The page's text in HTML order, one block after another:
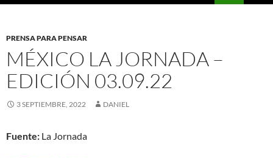
PRENSA PARA PENSAR
MÉXICO LA JORNADA –
EDICIÓN 03.09.22
3 SEPTIEMBRE, 2022 DANIEL
Fuente: La Jornada